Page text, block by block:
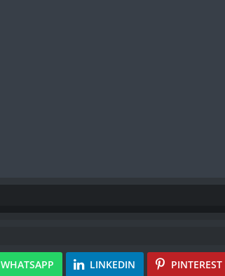
WHATSAPP LINKEDIN PINTEREST